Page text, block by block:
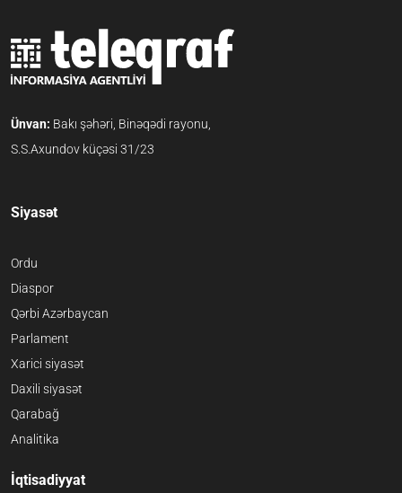
Ünvan: Bakı şəhəri, Binəqədi rayonu,
S.S.Axundov küçəsi 31/23
Siyasət
Ordu
Diaspor
Qərbi Azərbaycan
Parlament
Xarici siyasət
Daxili siyasət
Qarabağ
Analitika
İqtisadiyyat